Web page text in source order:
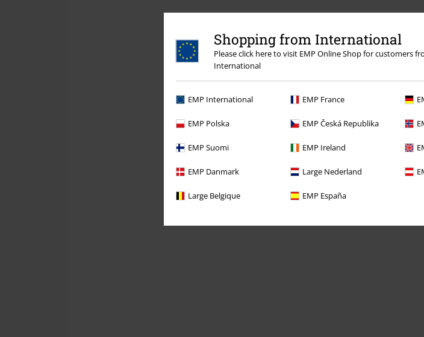
Shopping from International
Please click here to visit EMP Online Shop for customers
International
EMP International EMP France
EMP Polska EMP Česká Republika
EMP Suomi EMP Ireland
EMP Danmark Large Nederland
Large Belgique EMP España